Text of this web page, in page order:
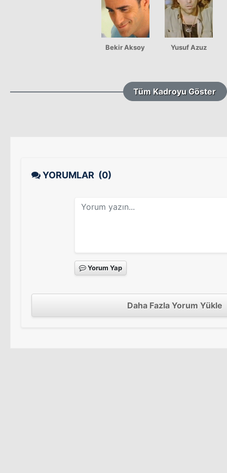
Bekir Aksoy Yusuf Azuz
Tüm Kadroyu Göster
YORUMLAR (0)
Yorum Yap
Daha Fazla Yorum Yükle